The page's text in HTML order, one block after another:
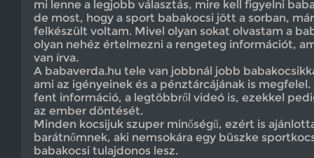
mi lenne a legjobb választás, mire kell figyelni
de most, hogy a sport babakocsi jött a sorban,
felkészült voltam. Mivel olyan sokat olvastam a
olyan nehéz értelmezni a rengeteg információt,
van írva.
A babaverda.hu tele van jobbnál jobb
ami az igényeinek és a pénztárcájának is
fent információ, a legtöbbről videó is, ezekkel
az ember döntését.
Minden kocsijuk szuper minőségű, ezért is
barátnőmnek, aki nemsokára egy büszke
babakocsi tulajdonos lesz.